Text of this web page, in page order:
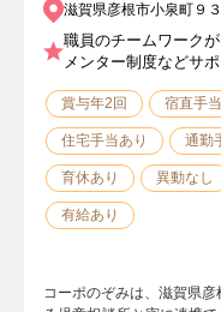
滋賀県彦根市小泉町９
職員のチームワーク
メンター制度などサ
賞与年2回 宿直手
住宅手当あり 通勤
育休あり 異動なし
有給あり
コーポのぞみは、滋賀県